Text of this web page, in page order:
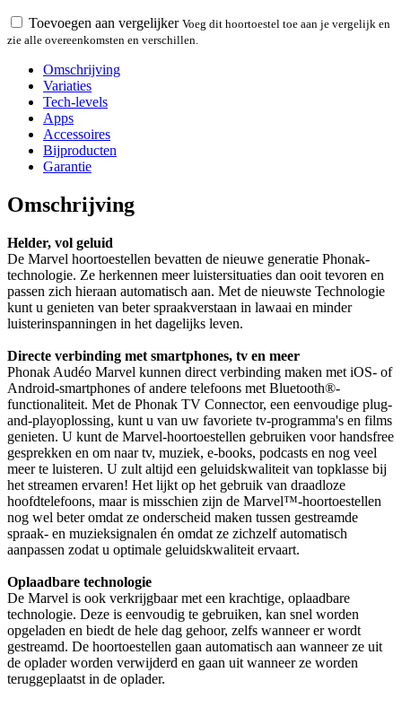
Toevoegen aan vergelijker Voeg dit hoortoestel toe aan je vergelijk en
zie alle overeenkomsten en verschillen.
Omschrijving
Variaties
Tech-levels
Apps
Accessoires
Bijproducten
Garantie
Omschrijving
Helder, vol geluid
De Marvel hoortoestellen bevatten de nieuwe generatie Phonak-
technologie. Ze herkennen meer luistersituaties dan ooit tevoren en
passen zich hieraan automatisch aan. Met de nieuwste Technologie
kunt u genieten van beter spraakverstaan in lawaai en minder
luisterinspanningen in het dagelijks leven.
Directe verbinding met smartphones, tv en meer
Phonak Audéo Marvel kunnen direct verbinding maken met iOS- of
Android-smartphones of andere telefoons met Bluetooth®-
functionaliteit. Met de Phonak TV Connector, een eenvoudige plug-
and-playoplossing, kunt u van uw favoriete tv-programma's en films
genieten. U kunt de Marvel-hoortoestellen gebruiken voor handsfree
gesprekken en om naar tv, muziek, e-books, podcasts en nog veel
meer te luisteren. U zult altijd een geluidskwaliteit van topklasse bij
het streamen ervaren! Het lijkt op het gebruik van draadloze
hoofdtelefoons, maar is misschien zijn de Marvel™-hoortoestellen
nog wel beter omdat ze onderscheid maken tussen gestreamde
spraak- en muzieksignalen én omdat ze zichzelf automatisch
aanpassen zodat u optimale geluidskwaliteit ervaart.
Oplaadbare technologie
De Marvel is ook verkrijgbaar met een krachtige, oplaadbare
technologie. Deze is eenvoudig te gebruiken, kan snel worden
opgeladen en biedt de hele dag gehoor, zelfs wanneer er wordt
gestreamd. De hoortoestellen gaan automatisch aan wanneer ze uit
de oplader worden verwijderd en gaan uit wanneer ze worden
teruggeplaatst in de oplader.